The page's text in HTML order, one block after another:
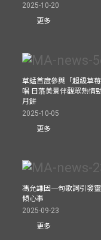
2025-10-20
更多
草蜢首度參與「超級草
唱 日落美景伴觀眾熱情
月餅
2025-10-05
更多
馮允謙因一句歌詞引發
傾心事
2025-09-23
更多